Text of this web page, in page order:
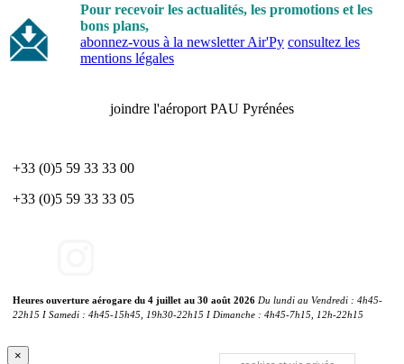
Pour recevoir les actualités, les promotions et les
bons plans,
abonnez-vous à la newsletter Air'Py consultez les
mentions légales
joindre l'aéroport PAU Pyrénées
+33 (0)5 59 33 33 00
+33 (0)5 59 33 33 05
Heures ouverture aérogare du 4 juillet au 30 août 2026 Du lundi au Vendredi : 4h45-
22h15 I Samedi : 4h45-15h45, 19h30-22h15 I Dimanche : 4h45-7h15, 12h-22h15
×